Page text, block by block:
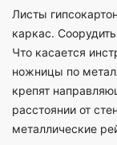
Листы
каркас.
Что касается
ножницы по
крепят
расстоянии от
металлические